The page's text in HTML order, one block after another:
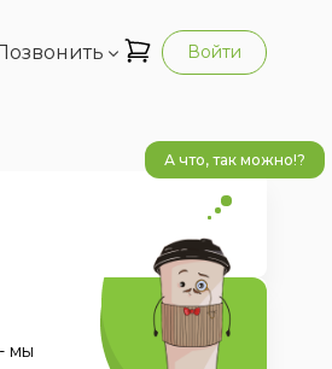
Войти
мы
А что, так можно!?